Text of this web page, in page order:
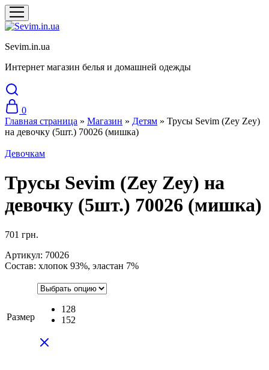
Sevim.in.ua
Интернет магазин белья и домашней одежды
0
Главная страница » Магазин » Детям » Трусы Sevim (Zey Zey)
на девочку (5шт.) 70026 (мишка)
Девочкам
Трусы Sevim (Zey Zey) на
девочку (5шт.) 70026 (мишка)
701 грн.
Артикул: 70026
Состав: хлопок 93%, эластан 7%
Размер
128
152